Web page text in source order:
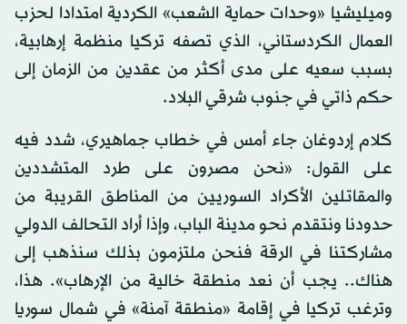
وميليشيا «وحدات حماية الشعب» الكردية امتدادا لحزب
العمال الكردستاني، الذي تصفه تركيا منظمة إرهابية،
بسبب سعيه على مدى أكثر من عقدين من الزمان إلى
حكم ذاتي في جنوب شرقي البلاد.
كلام إردوغان جاء أمس في خطاب جماهيري، شدد فيه
على القول: «نحن مصرون على طرد المتشددين
والمقاتلين الأكراد السوريين من المناطق القريبة من
حدودنا ونتقدم نحو مدينة الباب، وإذا أراد التحالف الدولي
مشاركتنا في الرقة فنحن ملتزمون بذلك سنذهب إلى
هناك.. يجب أن نعد منطقة خالية من الإرهاب». هذا،
وترغب تركيا في إقامة «منطقة آمنة» في شمال سوريا